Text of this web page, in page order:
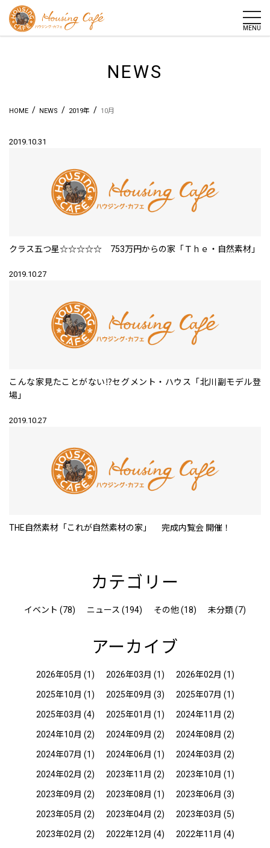
MENU
HOME / NEWS / 2019年 / 10月
NEWS
2019.10.31
クラス五つ星☆☆☆☆☆ 753万円からの家「Ｔｈｅ・自然素材」
2019.10.27
こんな家見たことがない⁉セグメント・ハウス「北川副モデル登
場」
2019.10.27
THE自然素材「これが自然素材の家」 完成内覧会 開催！
カテゴリー
イベント (78) ニュース (194) その他 (18) 未分類 (7)
アーカイブ
2026年05月 (1) 2026年03月 (1) 2026年02月 (1)
2025年10月 (1) 2025年09月 (3) 2025年07月 (1)
2025年03月 (4) 2025年01月 (1) 2024年11月 (2)
2024年10月 (2) 2024年09月 (2) 2024年08月 (2)
2024年07月 (1) 2024年06月 (1) 2024年03月 (2)
2024年02月 (2) 2023年11月 (2) 2023年10月 (1)
2023年09月 (2) 2023年08月 (1) 2023年06月 (3)
2023年05月 (2) 2023年04月 (2) 2023年03月 (5)
2023年02月 (2) 2022年12月 (4) 2022年11月 (4)